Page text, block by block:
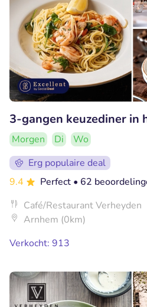
3-gangen keuzediner in
Morgen Di
Wo
Erg populaire deal
9.4
Perfect • 62
Café/Restaurant Verheyden
Arnhem (0km)
Verkocht: 913